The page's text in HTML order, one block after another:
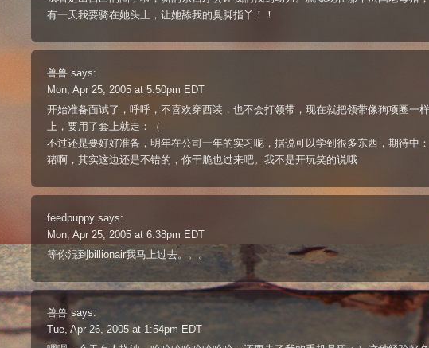
有一天我要骑在她头上，让她舔我的臭脚指丫！！
兽兽 says:
Mon, Apr 25, 2005 at 5:50pm EDT
开始准备面试了，呼呼，不喜欢穿西装，也不会打领带，现在就把领带像狗项圈一
上，要用了套上就走：（
不过还是要好好准备，明年在公司一年的实习呢，据说可以学到很多东西，期待中：
猪啊，其实这边还是不错的，你干脆也过来吧。我不是开玩笑的说哦
feedpuppy says:
Mon, Apr 25, 2005 at 6:38pm EDT
等你混到billionair我马上过去。。。
兽兽 says:
Tue, Apr 26, 2005 at 1:54pm EDT